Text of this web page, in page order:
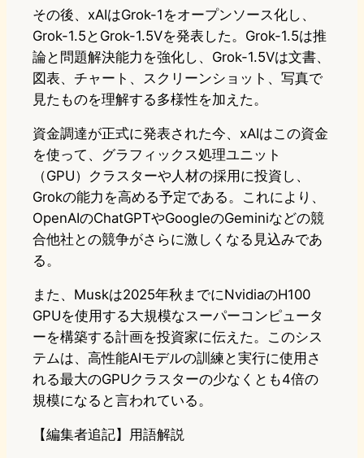
その後、xAIはGrok-1をオープンソース化し、
Grok-1.5とGrok-1.5Vを発表した。Grok-1.5は推
論と問題解決能力を強化し、Grok-1.5Vは文書、
図表、チャート、スクリーンショット、写真で
見たものを理解する多様性を加えた。
資金調達が正式に発表された今、xAIはこの資金
を使って、グラフィックス処理ユニット
（GPU）クラスターや人材の採用に投資し、
Grokの能力を高める予定である。これにより、
OpenAIのChatGPTやGoogleのGeminiなどの競
合他社との競争がさらに激しくなる見込みであ
る。
また、Muskは2025年秋までにNvidiaのH100
GPUを使用する大規模なスーパーコンピュータ
ーを構築する計画を投資家に伝えた。このシス
テムは、高性能AIモデルの訓練と実行に使用さ
れる最大のGPUクラスターの少なくとも4倍の
規模になると言われている。
【編集者追記】用語解説